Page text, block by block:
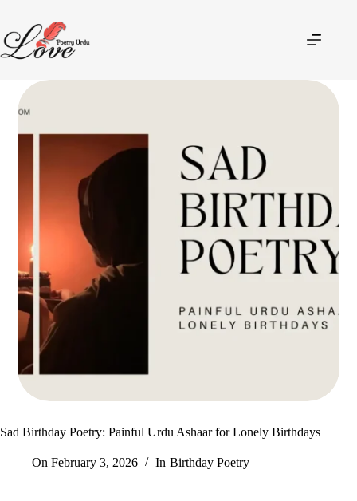
Sad Birthday Poetry: Painful Urdu Ashaar for Lonely Birthdays
On February 3, 2026 In Birthday Poetry